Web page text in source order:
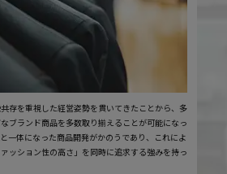
存を重視した経営姿勢を貫いてきたことから、多
ブランド商品を多数取り揃えることが可能になっ
一体になった商品開発がかのうであり、これによ
ッション性の高さ」を同時に追求する強みを持っ